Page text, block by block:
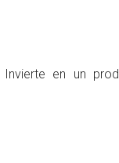
en un